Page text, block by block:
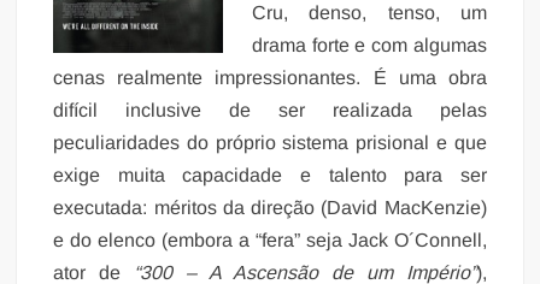
Cru, denso, tenso, um
drama forte e com algumas
cenas realmente impressionantes. É uma obra
difícil inclusive de ser realizada pelas
peculiaridades do próprio sistema prisional e que
exige muita capacidade e talento para ser
executada: méritos da direção (David MacKenzie)
e do elenco (embora a “fera” seja Jack O´Connell,
ator de
“300 – A Ascensão de um Império”),